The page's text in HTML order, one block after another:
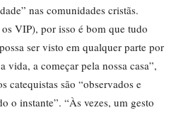
nas comunidades cristãs.
VIP), por isso é bom que tudo
ser visto em qualquer parte por
vida, a começar pela nossa casa”,
catequistas são “observados e
o instante”. “Às vezes, um gesto